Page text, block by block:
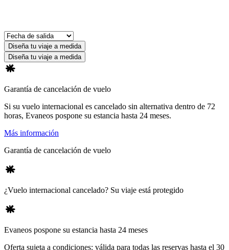
Diseña tu viaje a medida
Diseña tu viaje a medida
Garantía de cancelación de vuelo
Si su vuelo internacional es cancelado sin alternativa dentro de 72
horas, Evaneos pospone su estancia hasta 24 meses.
Más información
Garantía de cancelación de vuelo
¿Vuelo internacional cancelado? Su viaje está protegido
Evaneos pospone su estancia hasta 24 meses
Oferta sujeta a condiciones: válida para todas las reservas hasta el 30